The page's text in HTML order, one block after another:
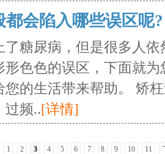
会陷入哪些误区呢?
了糖尿病，但是很多人
形色色的误区，下面就
您的生活带来帮助。 矫
过频..[详情]
1 2 3 4 5 6 7 8 9 10 11